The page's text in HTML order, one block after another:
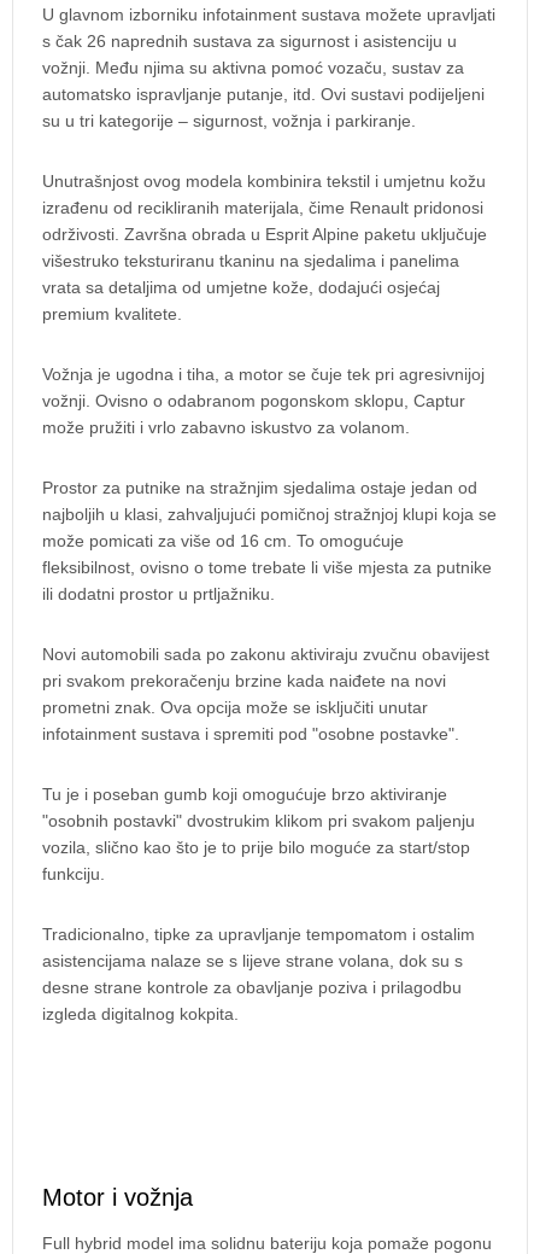
U glavnom izborniku infotainment sustava možete upravljati
s čak 26 naprednih sustava za sigurnost i asistenciju u
vožnji. Među njima su aktivna pomoć vozaču, sustav za
automatsko ispravljanje putanje, itd. Ovi sustavi podijeljeni
su u tri kategorije – sigurnost, vožnja i parkiranje.
Unutrašnjost ovog modela kombinira tekstil i umjetnu kožu
izrađenu od recikliranih materijala, čime Renault pridonosi
održivosti. Završna obrada u Esprit Alpine paketu uključuje
višestruko teksturiranu tkaninu na sjedalima i panelima
vrata sa detaljima od umjetne kože, dodajući osjećaj
premium kvalitete.
Vožnja je ugodna i tiha, a motor se čuje tek pri agresivnijoj
vožnji. Ovisno o odabranom pogonskom sklopu, Captur
može pružiti i vrlo zabavno iskustvo za volanom.
Prostor za putnike na stražnjim sjedalima ostaje jedan od
najboljih u klasi, zahvaljujući pomičnoj stražnjoj klupi koja se
može pomicati za više od 16 cm. To omogućuje
fleksibilnost, ovisno o tome trebate li više mjesta za putnike
ili dodatni prostor u prtljažniku.
Novi automobili sada po zakonu aktiviraju zvučnu obavijest
pri svakom prekoračenju brzine kada naiđete na novi
prometni znak. Ova opcija može se isključiti unutar
infotainment sustava i spremiti pod "osobne postavke".
Tu je i poseban gumb koji omogućuje brzo aktiviranje
"osobnih postavki" dvostrukim klikom pri svakom paljenju
vozila, slično kao što je to prije bilo moguće za start/stop
funkciju.
Tradicionalno, tipke za upravljanje tempomatom i ostalim
asistencijama nalaze se s lijeve strane volana, dok su s
desne strane kontrole za obavljanje poziva i prilagodbu
izgleda digitalnog kokpita.
Motor i vožnja
Full hybrid model ima solidnu bateriju koja pomaže pogonu